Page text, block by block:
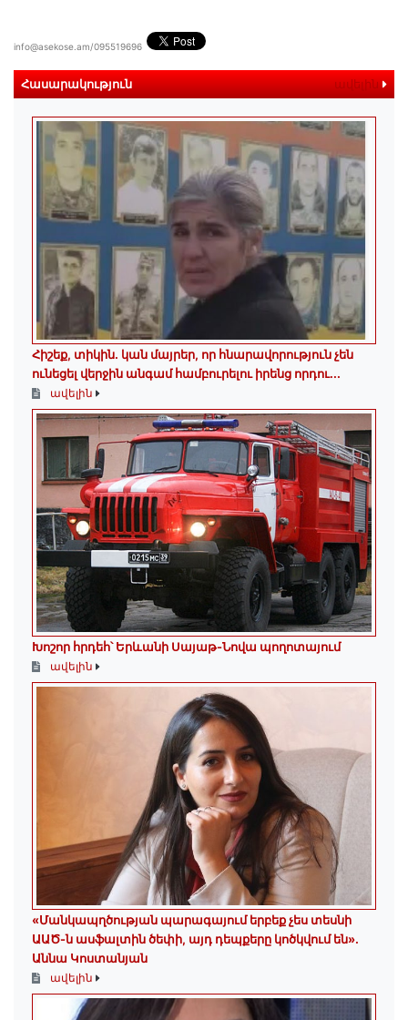
info@asekose.am/095519696
Հասարակություն ավելին
Հիշեք, տիկին․ կան մայրեր, որ հնարավորություն չեն
ունեցել վերջին անգամ համբուրելու իրենց որդու...
ավելին
Խոշոր հրդեհ՝ Երևանի Սայաթ-Նովա պողոտայում
ավելին
«Մանկապղծության պարագայում երբեք չես տեսնի
ԱԱԾ-ն ասֆալտին ծեփի, այդ դեպքերը կոծկվում են»․
Աննա Կոստանյան
ավելին